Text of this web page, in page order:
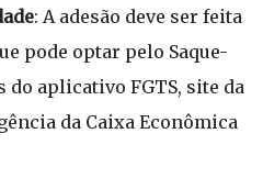
: A adesão deve ser feita
pode optar pelo Saque-
aplicativo FGTS, site da
da Caixa Econômica